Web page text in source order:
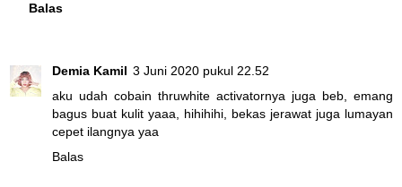
Balas
Demia Kamil 3 Juni 2020 pukul 22.52
aku udah cobain thruwhite activatornya juga beb, emang
bagus buat kulit yaaa, hihihihi, bekas jerawat juga lumayan
cepet ilangnya yaa
Balas